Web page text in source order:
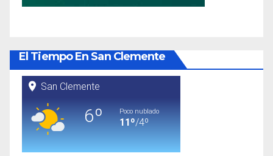
El Tiempo En San Clemente